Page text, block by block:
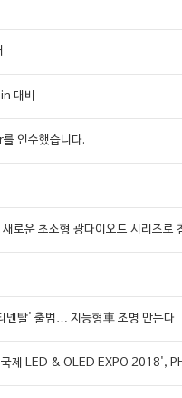
대비
인수했습니다.
로운 초소형 광다이오드 시리즈로
넨탈' 출범… 지능형車 조명 만든다
제 LED & OLED EXPO 2018',